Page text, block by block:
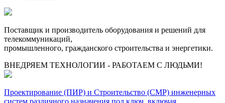
Поставщик и производитель оборудования и решений для
телекоммуникаций,
промышленного, гражданского строительства и энергетики.
ВНЕДРЯЕМ ТЕХНОЛОГИИ - РАБОТАЕМ С ЛЮДЬМИ!
Проектирование (ПИР) и Cтроительство (СМР) инженерных